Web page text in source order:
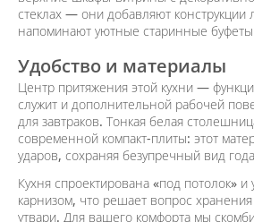
стеклах — они добавляют конструкции
напоминают уютные старинные
Удобство и материалы
Центр притяжения этой кухни —
служит и дополнительной рабочей
для завтраков. Тонкая белая
современной компакт-плиты: этот
ударов, сохраняя безупречный вид
Кухня спроектирована «под потолок»
карнизом, что решает вопрос
утвари. Для вашего комфорта мы